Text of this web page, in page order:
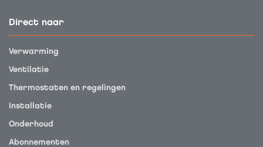
Direct naar
Verwarming
Ventilatie
Thermostaten en regelingen
Installatie
Onderhoud
Abonnementen